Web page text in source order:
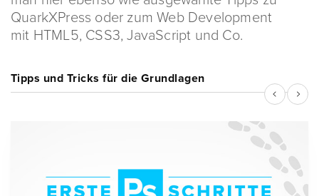
QuarkXPress oder zum Web Development
mit HTML5, CSS3, JavaScript und Co.
Tipps und Tricks für die Grundlagen